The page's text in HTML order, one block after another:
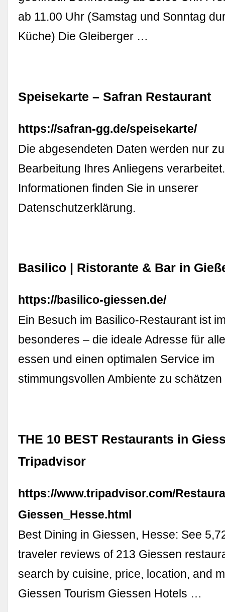
ab 11.00 Uhr (Samstag und Sonntag
Küche) Die Gleiberger …
Speisekarte – Safran Restaurant
https://safran-gg.de/speisekarte/
Die abgesendeten Daten werden nur
Bearbeitung Ihres Anliegens
Informationen finden Sie in unserer
Datenschutzerklärung.
Basilico | Ristorante & Bar in
https://basilico-giessen.de/
Ein Besuch im Basilico-Restaurant ist
besonderes – die ideale Adresse für
essen und einen optimalen Service im
stimmungsvollen Ambiente zu
THE 10 BEST Restaurants in
Tripadvisor
https://www.tripadvisor.com/
Giessen_Hesse.html
Best Dining in Giessen, Hesse: See
traveler reviews of 213 Giessen
search by cuisine, price, location, and
Giessen Tourism Giessen Hotels …